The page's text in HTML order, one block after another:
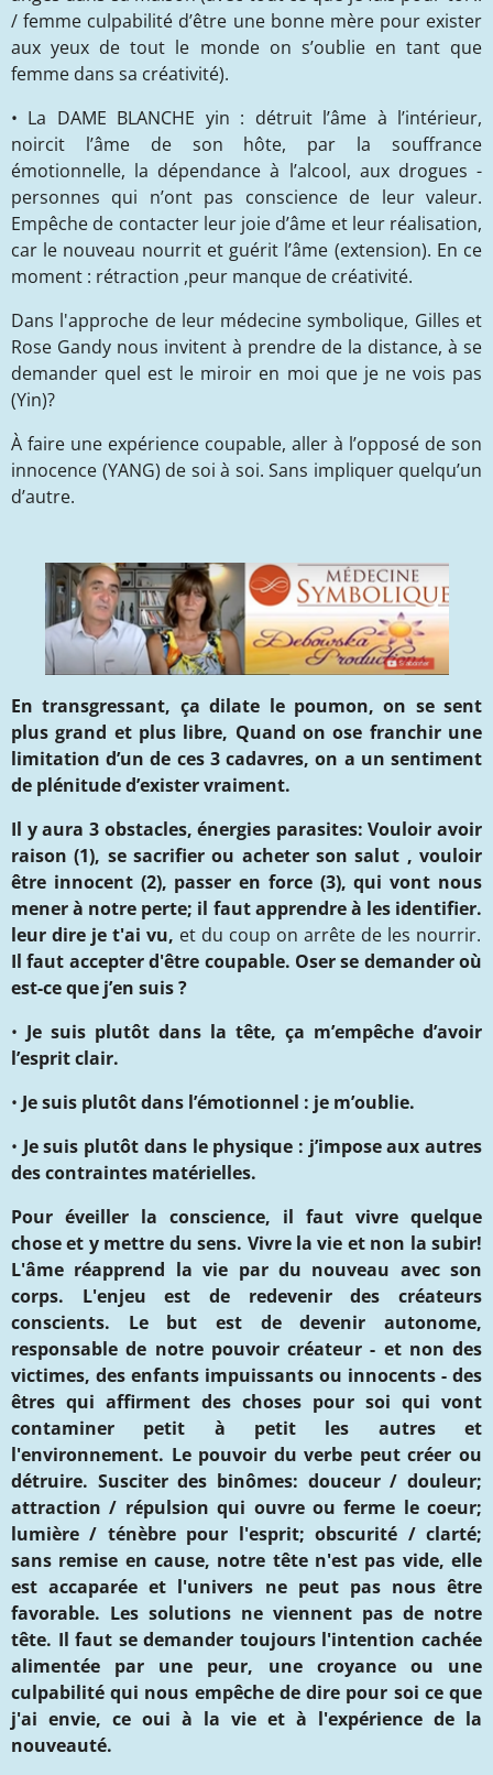
/ femme culpabilité d’être une bonne mère pour exister
aux yeux de tout le monde on s’oublie en tant que
femme dans sa créativité).
• La DAME BLANCHE yin : détruit l’âme à l’intérieur,
noircit l’âme de son hôte, par la souffrance
émotionnelle, la dépendance à l’alcool, aux drogues -
personnes qui n’ont pas conscience de leur valeur.
Empêche de contacter leur joie d’âme et leur réalisation,
car le nouveau nourrit et guérit l’âme (extension). En ce
moment : rétraction ,peur manque de créativité.
Dans l'approche de leur médecine symbolique, Gilles et
Rose Gandy nous invitent à prendre de la distance, à se
demander quel est le miroir en moi que je ne vois pas
(Yin)?
À faire une expérience coupable, aller à l’opposé de son
innocence (YANG) de soi à soi. Sans impliquer quelqu’un
d’autre.
En transgressant, ça dilate le poumon, on se sent
plus grand et plus libre, Quand on ose franchir une
limitation d’un de ces 3 cadavres, on a un sentiment
de plénitude d’exister vraiment.
Il y aura 3 obstacles, énergies parasites: Vouloir avoir
raison (1), se sacrifier ou acheter son salut ,vouloir
être innocent(2), passer en force(3), qui vont nous
mener à notre perte; il faut apprendre à les identifier.
leur dire je t'ai vu, et du coup on arrête de les nourrir.
Il faut accepter d'être coupable. Oser se demander où
est-ce que j’en suis ?
• Je suis plutôt dans la tête, ça m’empêche d’avoir
l’esprit clair.
• Je suis plutôt dans l’émotionnel : je m’oublie.
• Je suis plutôt dans le physique : j’impose aux autres
des contraintes matérielles.
Pour éveiller la conscience, il faut vivre quelque
chose et y mettre du sens. Vivre la vie et non la subir!
L'âme réapprend la vie par du nouveau avec son
corps. L'enjeu est de redevenir des créateurs
conscients. Le but est de devenir autonome,
responsable de notre pouvoir créateur - et non des
victimes, des enfants impuissants ou innocents - des
êtres qui affirment des choses pour soi qui vont
contaminer petit à petit les autres et
l'environnement. Le pouvoir du verbe peut créer ou
détruire. Susciter des binômes: douceur / douleur;
attraction / répulsion qui ouvre ou ferme le coeur;
lumière / ténèbre pour l'esprit; obscurité / clarté;
sans remise en cause, notre tête n'est pas vide, elle
est accaparéeet l'univers ne peut pas nous être
favorable. Les solutions ne viennent pas de notre
tête. Il faut se demander toujours l'intention cachée
alimentée par une peur, une croyance ou une
culpabilité qui nous empêche de dire pour soi ce que
j'ai envie, ce oui à la vie et à l'expérience de la
nouveauté.